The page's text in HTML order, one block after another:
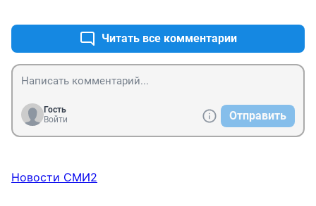
перспективе не предвидится. А учитывая
завышенные в три раза чиновниками-олигархами
цены покупка в России автомобиля стала чем то не
досягаемым для народа.
Читать все комментарии
Гость
Войти
Отправить
Новости СМИ2